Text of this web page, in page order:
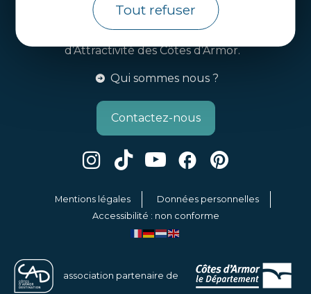
Tout refuser
Côtes d’Armor Destination
Agence de Développement Touristique et
d’Attractivité des Côtes d’Armor.
Qui sommes nous ?
Contactez-nous
Mentions légales
Données personnelles
Accessibilité : non conforme
association partenaire de